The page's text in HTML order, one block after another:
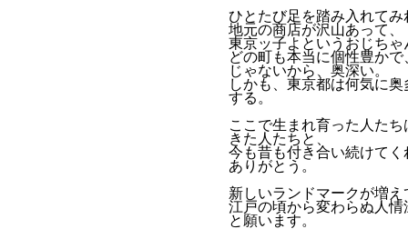
ひとたび足を踏み入れて
地元の商店が沢山あって、
東京ッ子よというおじち
どの町も本当に個性豊か
じゃないから、奥深い。
しかも、東京都は何気に
する。
ここで生まれ育った人た
きた人たちと、
今も昔も付き合い続けてく
ありがとう。
新しいランドマークが増
江戸の頃から変わらぬ人
と願います。